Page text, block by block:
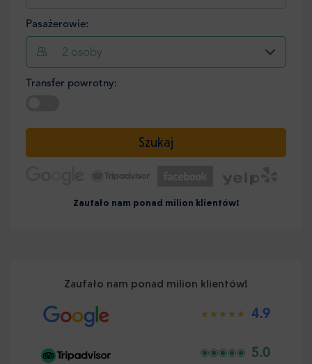
Pasażerowie:
2 osoby
Transfer powrotny:
Szukaj
Zaufało nam ponad milion klientów!
Zaufało nam ponad milion klientów!
4.9
5.0